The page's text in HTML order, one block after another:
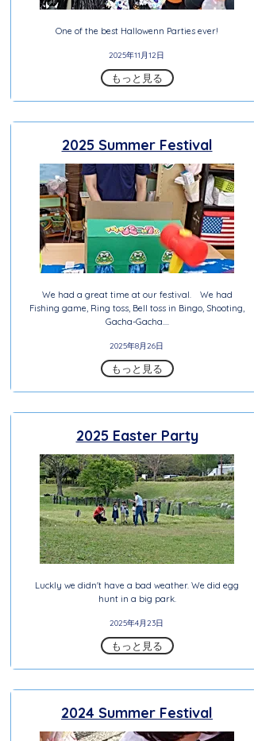
One of the best Hallowenn Parties ever!
2025年11月12日
もっと見る
2025 Summer Festival
We had a great time at our festival. We had
Fishing game, Ring toss, Bell toss in Bingo, Shooting,
Gacha-Gacha....
2025年8月26日
もっと見る
2025 Easter Party
Luckly we didn't have a bad weather. We did egg
hunt in a big park.
2025年4月23日
もっと見る
2024 Summer Festival